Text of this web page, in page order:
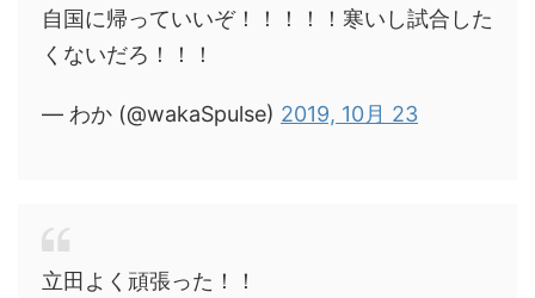
自国に帰っていいぞ！！！！！寒いし試合した
くないだろ！！！
— わか (@wakaSpulse) 2019, 10月 23
立田よく頑張った！！